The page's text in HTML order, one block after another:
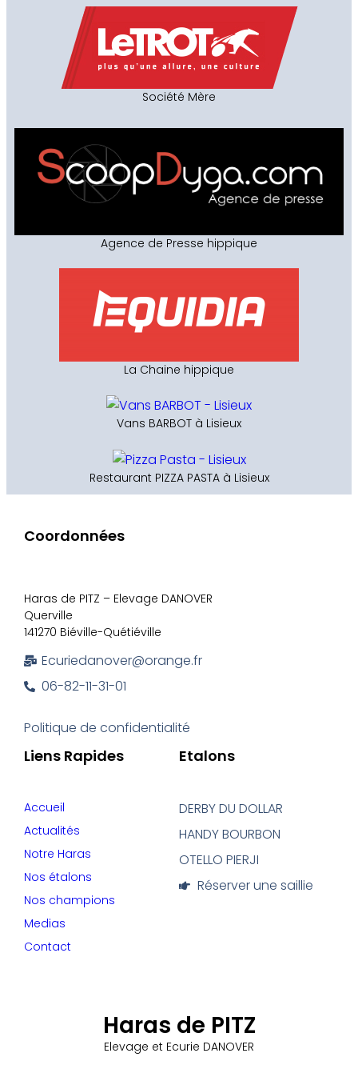
Société Mère
Agence de Presse hippique
La Chaine hippique
Vans BARBOT à Lisieux
Restaurant PIZZA PASTA à Lisieux
Haras de PITZ
Elevage et Ecurie DANOVER
Etalons
DERBY DU DOLLAR
HANDY BOURBON
OTELLO PIERJI
Réserver une saillie
Liens Rapides
Accueil
Actualités
Notre Haras
Nos étalons
Nos champions
Medias
Contact
Coordonnées
Haras de PITZ – Elevage DANOVER
Querville
141270 Biéville-Quétiéville
Ecuriedanover@orange.fr
06-82-11-31-01
Politique de confidentialité